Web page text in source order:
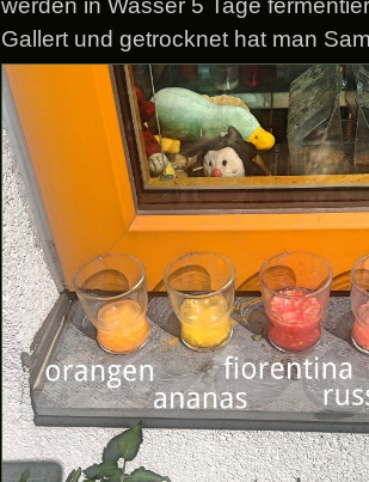
werden in Wasser 5 Tage
Gallert und getrocknet hat man